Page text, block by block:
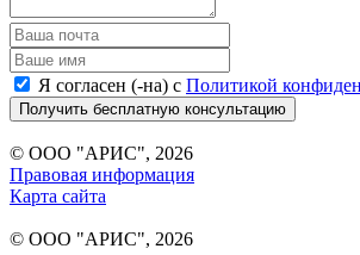
Я согласен (-на) с Политикой
Получить бесплатную консультацию
© ООО "АРИС", 2026
Правовая информация
Карта сайта
© ООО "АРИС", 2026